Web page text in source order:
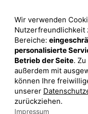
Depot eröffnen
Depot vergleichen
Junior Depot
Top-Seller-Fonds
Top-Fonds
Fonds-Suche
Wir verwenden
Nutzerfreundlichkeit
Bereiche:
personalisierte
Betrieb der Seite.
außerdem mit
können Ihre
unserer
zurückziehen.
Impressum